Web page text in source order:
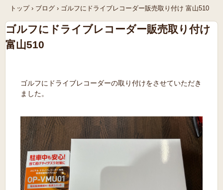
トップ › ブログ › ゴルフにドライブレコーダー販売取り付け 富山510
ゴルフにドライブレコーダー販売取り付け
富山510
ゴルフにドライブレコーダーの取り付けをさせていただき
ました。